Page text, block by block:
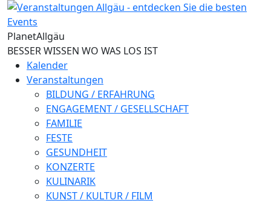
Direkt zum Inhalt
PlanetAllgäu
BESSER WISSEN WO WAS LOS IST
Kalender
Veranstaltungen
BILDUNG / ERFAHRUNG
ENGAGEMENT / GESELLSCHAFT
FAMILIE
FESTE
GESUNDHEIT
KONZERTE
KULINARIK
KUNST / KULTUR / FILM